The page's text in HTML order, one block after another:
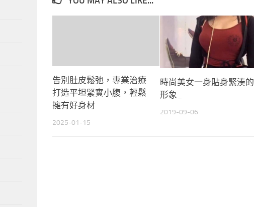
告別肚皮鬆弛，專業治療
打造平坦緊實小腹，輕鬆
擁有好身材
2025-01-15
時尚美女一身貼身緊湊的
形象_
2019-09-06